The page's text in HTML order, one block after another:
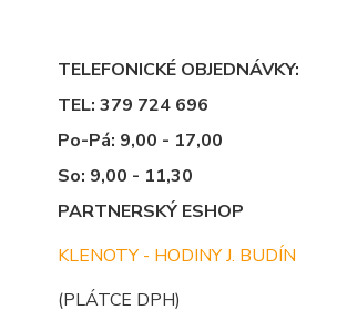
TELEFONICKÉ OBJEDNÁVKY:
TEL: 379 724 696
Po-Pá: 9,00 - 17,00
So: 9,00 - 11,30
PARTNERSKÝ ESHOP
KLENOTY - HODINY J. BUDÍN
(PLÁTCE DPH)